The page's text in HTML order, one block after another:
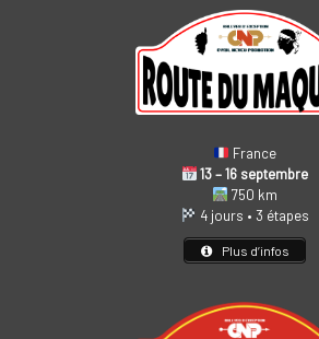
France
13 – 16 septembre
750 km
4 jours • 3 étapes
Plus d’infos